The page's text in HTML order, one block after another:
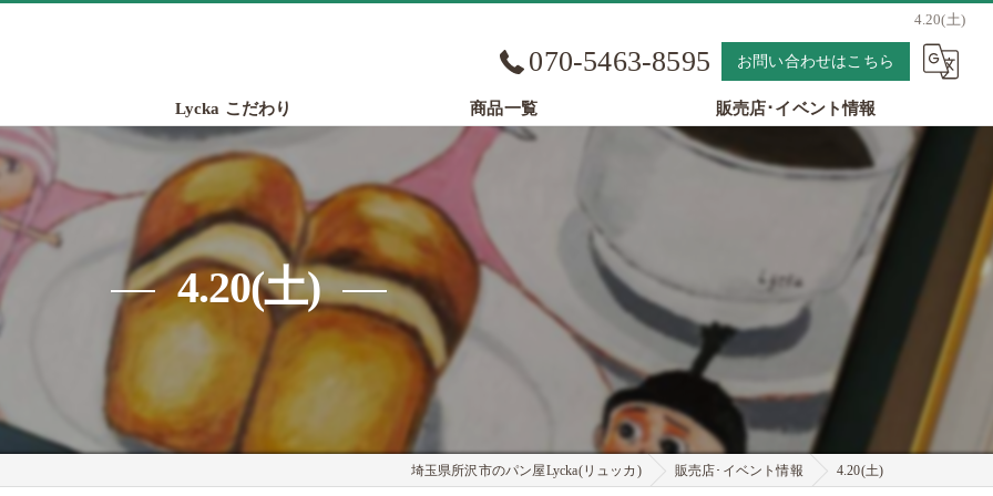
4.20(土)
070-5463-8595 お問い合わせはこちら
Lycka こだわり 商品一覧 販売店･イベント情報
4.20(土)
埼玉県所沢市のパン屋Lycka(リュッカ) 販売店･イベント情報 4.20(土)